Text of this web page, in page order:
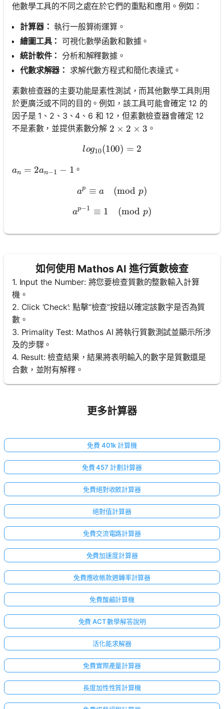
他數學工具的不同之處在於它們的重點和應用。例如：
計算器： 執行一般算術運算。
繪圖工具： 可視化數學函數和數據。
統計軟件： 分析和解釋數據。
代數求解器： 求解代數方程式和簡化表達式。
素數檢查器的主要功能是素性測試，而其他數學工具則用
於更廣泛或不同的目的。例如，該工具可能會確定 12 的
因子是 1、2、3、4、6 和 12，但素數檢查器會確定 12
不是素數，並提供素數分解 2 \times 2 \times 3
2 × 2 × 3 。
log_{10}(100) = 2
log10(100) = 2
a_n = 2a_{n-1} - 1
an = 2an−1 − 1 。
a^p \equiv a \pmod{p}
ap ≡ a (mod p)
a^{p-1} \equiv 1
ap−1 ≡ 1 (mod p)
如何使用 Mathos AI 進行質數檢查
1. Input the Number: 將您要檢查質數的整數輸入計算
機。
2. Click ‘Check’: 點擊“檢查”按鈕以確定該數字是否為質
數。
3. Primality Test: Mathos AI 將執行質數測試並顯示所涉
及的步驟。
4. Result: 檢查結果，結果將表明輸入的數字是質數還是
合數，並附有解釋。
更多計算器
免費 401k 計算機
免費 457 計劃計算器
免費絕對收斂計算器
絕對值計算器
免費交流電路計算器
免費加速度計算器
免費應收帳款週轉率計算器
免費酸鹼計算機
免費 ACT 數學解答說明
活化能求解器
免費實際產量計算器
長度加性性質計算機